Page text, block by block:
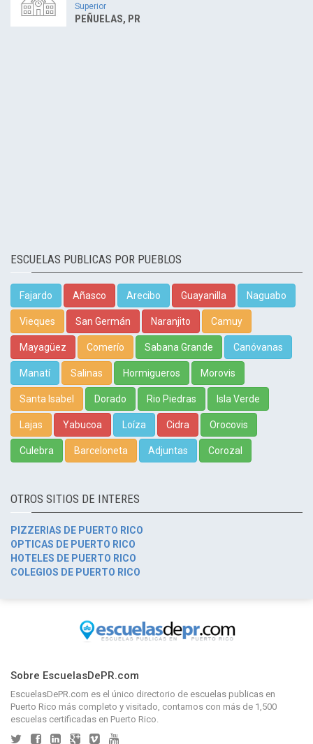
Superior
PEÑUELAS, PR
ESCUELAS PUBLICAS POR PUEBLOS
Fajardo Añasco Arecibo Guayanilla Naguabo
Vieques San Germán Naranjito Camuy
Mayagüez Comerío Sabana Grande Canóvanas
Manatí Salinas Hormigueros Morovis
Santa Isabel Dorado Rio Piedras Isla Verde
Lajas Yabucoa Loíza Cidra Orocovis
Culebra Barceloneta Adjuntas Corozal
OTROS SITIOS DE INTERES
PIZZERIAS DE PUERTO RICO
OPTICAS DE PUERTO RICO
HOTELES DE PUERTO RICO
COLEGIOS DE PUERTO RICO
Sobre EscuelasDePR.com
EscuelasDePR.com es el único directorio de escuelas publicas en
Puerto Rico más completo y visitado, contamos con más de 1,500
escuelas certificadas en Puerto Rico.